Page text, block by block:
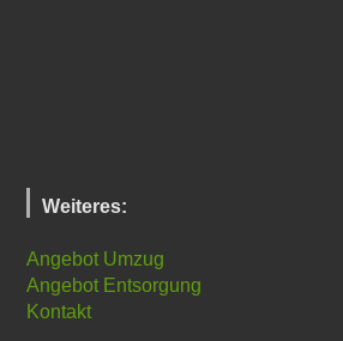
Weiteres:
Angebot Umzug
Angebot Entsorgung
Kontakt